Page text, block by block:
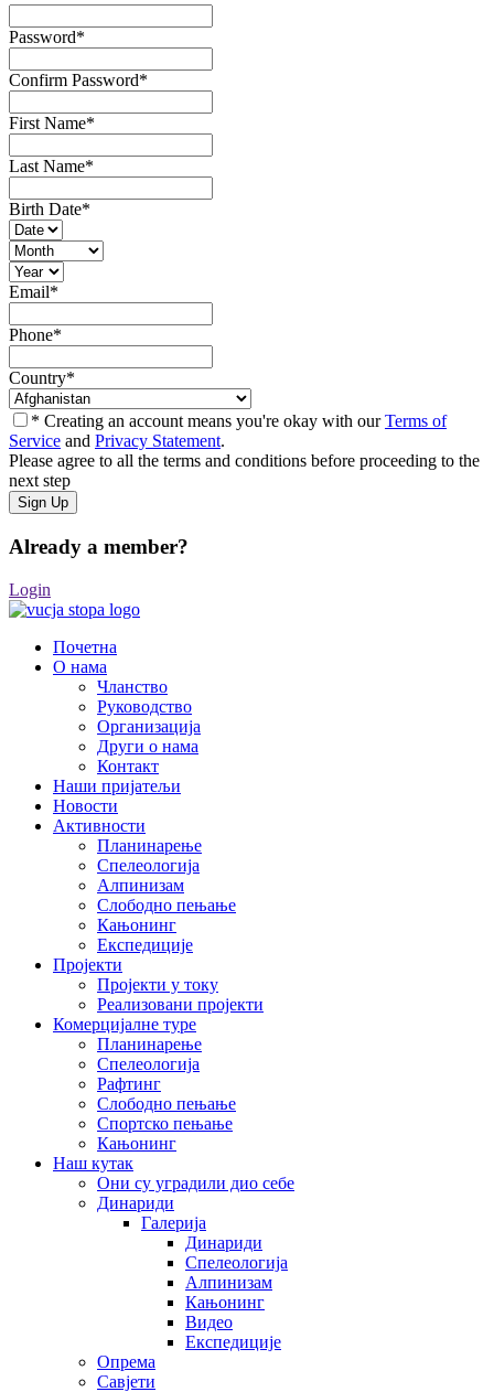
Password*
Confirm Password*
First Name*
Last Name*
Birth Date*
Email*
Phone*
Country*
* Creating an account means you're okay with ourTerms of
Service and Privacy Statement.
Please agree to all the terms and conditions before proceeding to the
next step
Already a member?
Login
Почетна
О нама
Чланство
Руководство
Организација
Други о нама
Контакт
Наши пријатељи
Новости
Активности
Планинарење
Спелеологија
Алпинизам
Слободно пењање
Кањонинг
Експедиције
Пројекти
Пројекти у току
Реализовани пројекти
Комерцијалне туре
Планинарење
Спелеологија
Рафтинг
Слободно пењање
Спортско пењање
Кањонинг
Наш кутак
Они су уградили дио себе
Динариди
Галерија
Динариди
Спелеологија
Алпинизам
Кањонинг
Видео
Експедиције
Опрема
Савјети